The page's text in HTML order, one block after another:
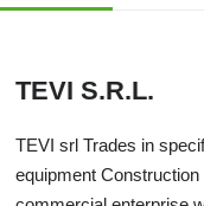
TEVI S.R.L.
TEVI srl Trades in
equipment